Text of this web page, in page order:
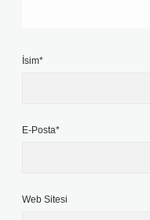
İsim*
E-Posta*
Web Sitesi